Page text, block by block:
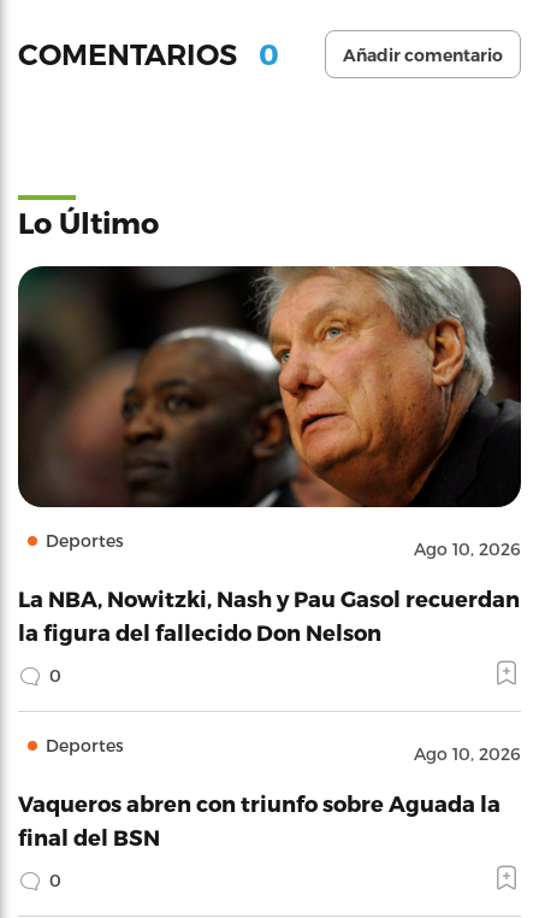
COMENTARIOS 0 Añadir comentario
Lo Último
Deportes Ago 10, 2026
La NBA, Nowitzki, Nash y Pau Gasol recuerdan
la figura del fallecido Don Nelson
0
Deportes Ago 10, 2026
Vaqueros abren con triunfo sobre Aguada la
final del BSN
0